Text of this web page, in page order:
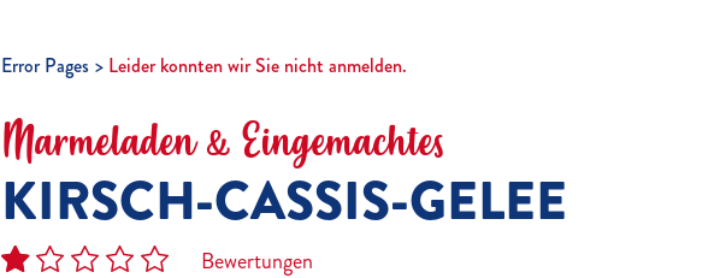
Error Pages Leider konnten wir Sie nicht anmelden.
Marmeladen & Eingemachtes
KIRSCH-CASSIS-GELEE
Bewertungen